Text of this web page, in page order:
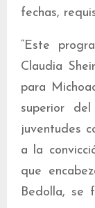
fechas,
“Este
Claudia
para
superior
juventudes
a la
que
Bedolla, se